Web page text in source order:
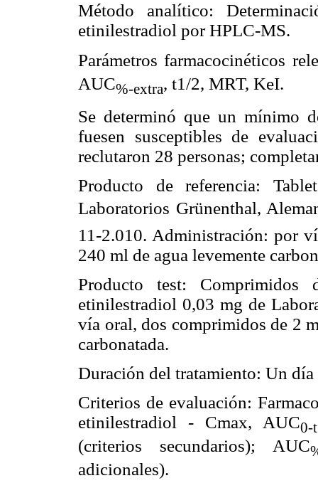
Método analítico:
etinilestradiol por HPLC-MS.
Parámetros farmacocinéticos
AUC%-extra, t1/2, MRT, KeI.
Se determinó que un mínimo
fuesen susceptibles de
reclutaron 28 personas;
Producto de referencia:
Laboratorios Grünenthal,
11-2.010. Administración: por
240 ml de agua levemente
Producto test:
etinilestradiol 0,03 mg de
vía oral, dos comprimidos de 2
carbonatada.
Duración del tratamiento: Un
Criterios de evaluación:
etinilestradiol - Cmax, AUC
(criterios secundarios); AUC
adicionales).